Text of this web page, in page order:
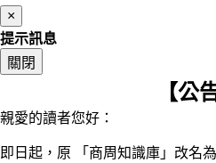
×
提示訊息
關閉
【公
親愛的讀者您好：
即日起，原 「商周知識庫」改名